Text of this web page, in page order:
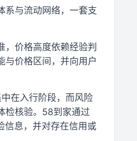
系与流动网络，一套支
价格高度依赖经验判
与价格区间，并向用户
在入行阶段，而风险
检核验。58到家通过
信息，并对存在信用或